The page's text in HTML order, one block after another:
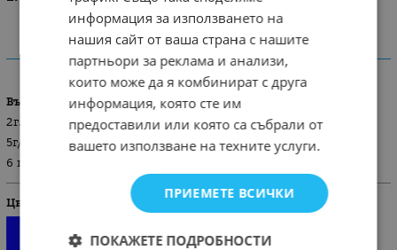
ХАРАКТЕРИСТИКИ
Възраст
2г./92 см.
5г/110 см
6 г/ 116 см
Цвят
информация за използването на
нашия сайт от ваша страна с нашите
партньори за реклама и анализи,
които може да я комбинират с друга
информация, която сте им
предоставили или която са събрали от
вашето използване на техните услуги.
ПРИЕМЕТЕ ВСИЧКИ
ПОКАЖЕТЕ ПОДРОБНОСТИ